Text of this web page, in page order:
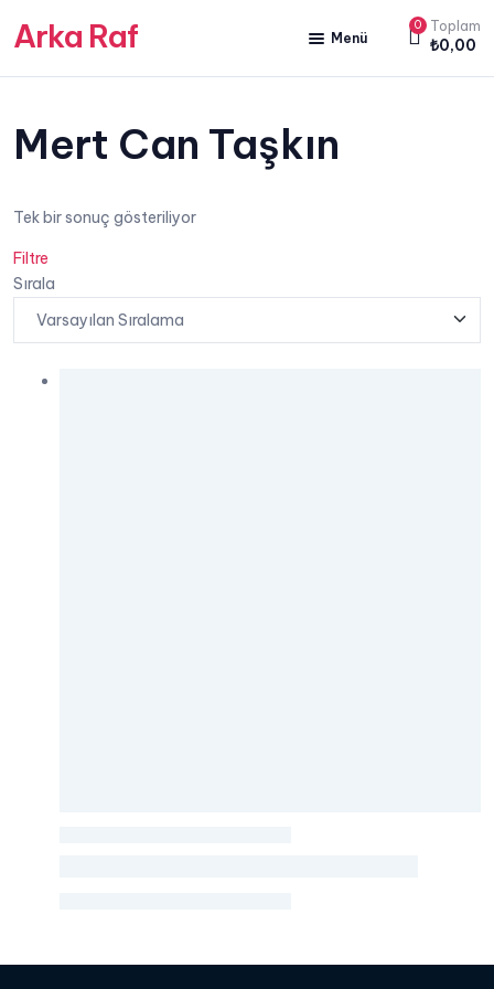
Arka Raf Menü
ANA SAYFA
HAKKIMIZDA
YAZARLARIMIZ
YAYIN PAKETLERİMİZ
0 Toplam
₺0,00
Mert Can Taşkın
Tek bir sonuç gösteriliyor
Filtre
Sırala